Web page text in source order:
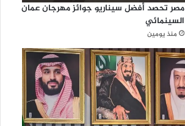
مصر تحصد أفضل سيناريو جوائز مهرجان عمان
السينمائي
منذ يومين